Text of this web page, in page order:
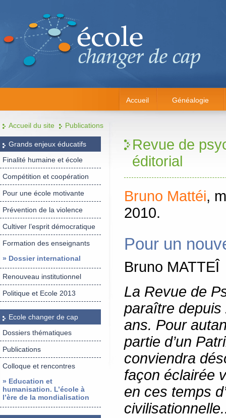
Accueil Généalogie
Accueil du site Publications
Grands enjeux éducatifs
Finalité humaine et école
Compétition et coopération
Pour une école motivante
Prévention de la violence
Cultiver l’esprit démocratique
Formation des enseignants
» Dossier international
Renouveau institutionnel
Politique et Ecole 2013
Ecole changer de cap
Dossiers thématiques
Publications
Colloque et rencontres
» Education et
humanisation. L’école à
l’ère de la mondialisation
Revue de
éditorial
Bruno Mattéi,
2010.
Pour un
Bruno MATTEÎ
La Revue de
paraître depuis
ans. Pour
partie d’un
conviendra
façon éclairée
en ces temps